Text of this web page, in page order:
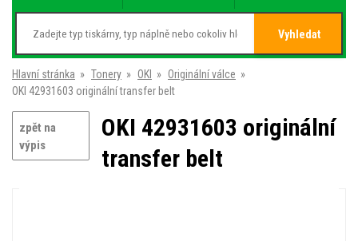
Vyhledat
Hlavní stránka » Tonery » OKI » Originální válce »
OKI 42931603 originální transfer belt
zpět na
výpis
OKI 42931603 originální
transfer belt